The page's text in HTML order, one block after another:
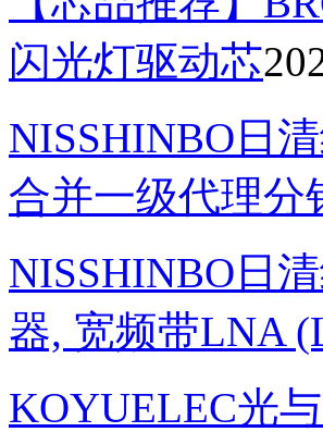
闪光灯驱动芯
NISSHINBO日
合并一级代理分
NISSHINBO日
器, 宽频带LNA
KOYUELEC光